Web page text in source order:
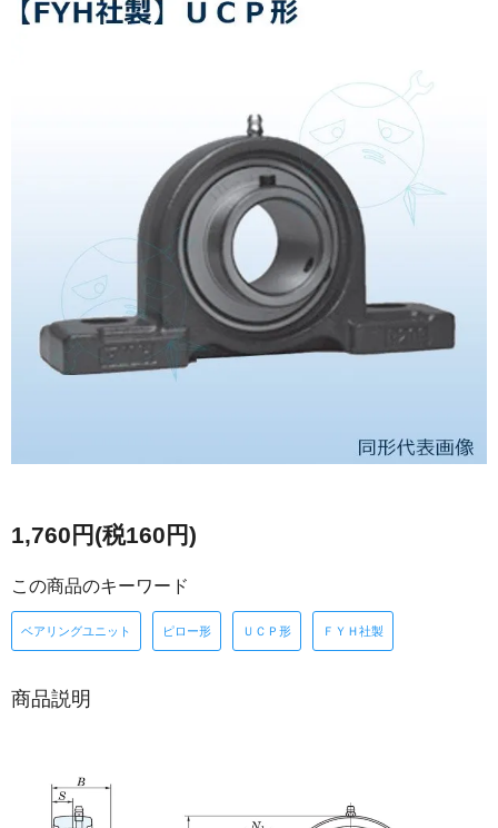
1,760円(税160円)
この商品のキーワード
ベアリングユニット ピロー形 ＵＣＰ形 ＦＹＨ社製
商品説明